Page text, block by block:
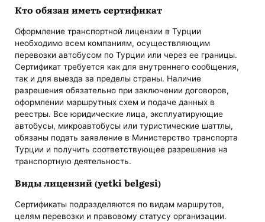
Кто обязан иметь сертификат
Оформление транспортной лицензии в Турции
необходимо всем компаниям, осуществляющим
перевозки автобусом по Турции или через ее границы.
Сертификат требуется как для внутреннего сообщения,
так и для выезда за пределы страны. Наличие
разрешения обязательно при заключении договоров,
оформлении маршрутных схем и подаче данных в
реестры. Все юридические лица, эксплуатирующие
автобусы, микроавтобусы или туристические шаттлы,
обязаны подать заявление в Министерство транспорта
Турции и получить соответствующее разрешение на
транспортную деятельность.
Виды лицензий (yetki belgesi)
Сертификаты подразделяются по видам маршрутов,
целям перевозки и правовому статусу организации.